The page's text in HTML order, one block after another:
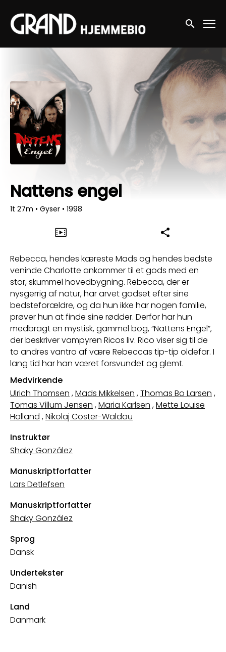
Accessibility Links
Søg nu
Nattens engel
1t 27m • Gyser • 1998
Rebecca, hendes kæreste Mads og hendes bedste
veninde Charlotte ankommer til et gods med en
stor, skummel hovedbygning. Rebecca, der er
nysgerrig af natur, har arvet godset efter sine
bedsteforældre, og da hun ikke har nogen familie,
prøver hun at finde sine rødder. Derfor har hun
medbragt en mystisk, gammel bog, “Nattens Engel”,
der beskriver vampyren Ricos liv. Rico viser sig til de
to andres vantro af være Rebeccas tip-tip oldefar. I
lang tid har han været forsvundet og glemt.
Medvirkende
Ulrich Thomsen ,Mads Mikkelsen ,Thomas Bo Larsen ,
Tomas Villum Jensen ,Maria Karlsen ,Mette Louise
Holland ,Nikolaj Coster-Waldau
Instruktør
Shaky González
Manuskriptforfatter
Lars Detlefsen
Manuskriptforfatter
Shaky González
Sprog
Dansk
Undertekster
Danish
Land
Danmark